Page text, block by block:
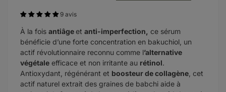
9 avis
À la fois antiâgeet anti-imperfection, ce sérum
bénéficie d’une forte concentration en bakuchiol, un
actif révolutionnaire reconnu comme l’alternative
végétale efficace et non irritante au rétinol.
Antioxydant, régénérant et boosteur de collagène , cet
actif naturel extrait des graines de babchi aide à